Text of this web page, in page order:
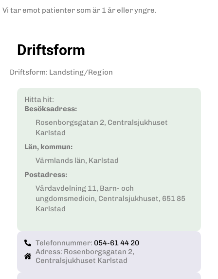
Vi tar emot patienter som är 1 år eller yngre.
Driftsform
Driftsform: Landsting/Region
Hitta hit:
Besöksadress:
Rosenborgsgatan 2, Centralsjukhuset
Karlstad
Län, kommun:
Värmlands län, Karlstad
Postadress:
Vårdavdelning 11, Barn- och
ungdomsmedicin, Centralsjukhuset, 651 85
Karlstad
Telefonnummer: 054-61 44 20
Adress: Rosenborgsgatan 2,
Centralsjukhuset Karlstad